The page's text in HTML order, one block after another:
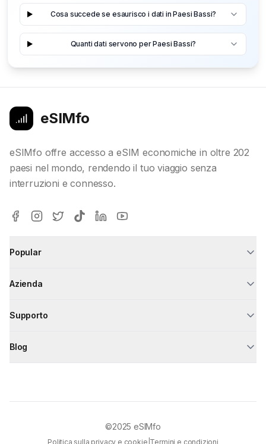
Cosa succede se esaurisco i dati in Paesi Bassi?
Quanti dati servono per Paesi Bassi?
eSIMfo
eSIMfo offre accesso a eSIM economiche in oltre 202
paesi nel mondo, rendendo il tuo viaggio senza
interruzioni e connesso.
Popular
Azienda
Supporto
Blog
©2025 eSIMfo
Politica sulla privacy e cookie Termini e condizioni